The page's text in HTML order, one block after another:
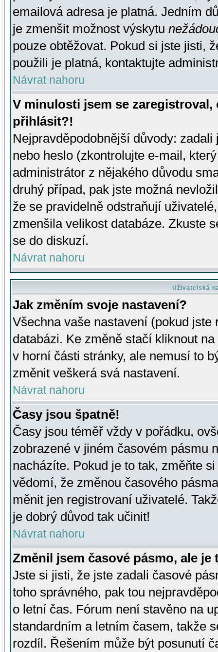
emailová adresa je platná. Jedním
je zmenšit možnost výskytu
pouze obtěžovat. Pokud si jste jisti,
použili je platná, kontaktujte
Návrat nahoru
V minulosti jsem se
přihlásit?!
Nejpravděpodobnější důvody:
nebo heslo (zkontrolujte e-mail,
administrátor z nějakého důvodu
druhý případ, pak jste možná
že se pravidelně odstraňují
zmenšila velikost databáze. Zkuste
se do diskuzí.
Návrat nahoru
Uživatelská
Jak změním svoje nastavení?
Všechna vaše nastavení (pokud
databázi. Ke změně stačí kliknout
v horní části stránky, ale nemusí to
změnit veškerá svá nastavení.
Návrat nahoru
Časy jsou špatně!
Časy jsou téměř vždy v pořádku,
zobrazené v jiném časovém pásmu
nacházíte. Pokud je to tak, změňte
vědomí, že změnou časového
měnit jen registrovaní uživatelé.
je dobrý důvod tak učinit!
Návrat nahoru
Změnil jsem časové pásmo, ale je
Jste si jisti, že jste zadali časové
toho správného, pak tou
o letní čas. Fórum není stavěno na
standardním a letním časem, takže
rozdíl. Řešením může být posunutí